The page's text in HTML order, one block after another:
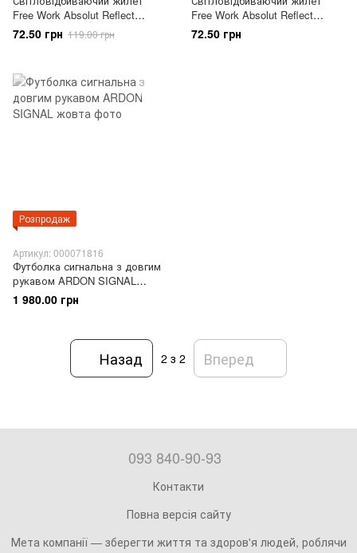
Free Work Absolut Reflect
жовтий
72.50 грн 119.00 грн
Free Work Absolut Reflect
помаранчевий
72.50 грн
Розпродаж
Артикул: 000071816
Футболка сигнальна з довгим
рукавом ARDON SIGNAL
жовта
1 980.00 грн
Назад 2 з 2 Вперед
093 840-90-93
Контакти
Повна версія сайту
Мета компанії — зберегти життя та здоров'я людей, роблячи